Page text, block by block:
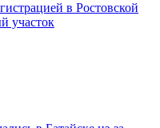
в Ростовской
участок